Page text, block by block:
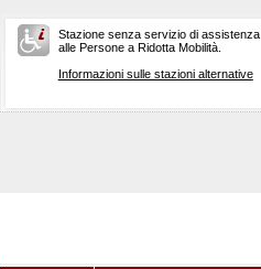
Stazione senza servizio di assistenza
alle Persone a Ridotta Mobilità.
Informazioni sulle stazioni alternative